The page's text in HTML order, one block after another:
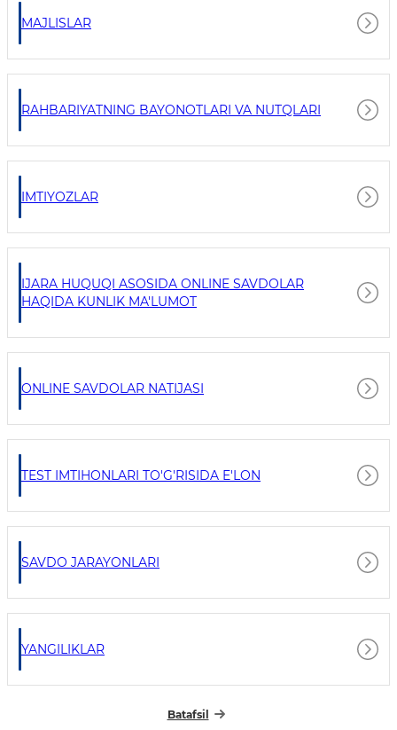
MAJLISLAR
RAHBARIYATNING BAYONOTLARI VA NUTQLARI
IMTIYOZLAR
IJARA HUQUQI ASOSIDA ONLINE SAVDOLAR
HAQIDA KUNLIK MA'LUMOT
ONLINE SAVDOLAR NATIJASI
TEST IMTIHONLARI TO'G'RISIDA E'LON
SAVDO JARAYONLARI
YANGILIKLAR
Batafsil